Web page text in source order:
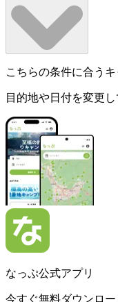
こちらの条件に合う
目的地や日付を変更
なっぷ公式アプリ
今すぐ無料ダウンロー